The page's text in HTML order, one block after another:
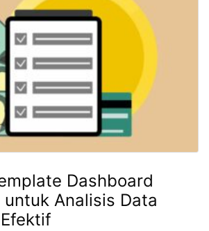
Dashboard
untuk Analisis Data